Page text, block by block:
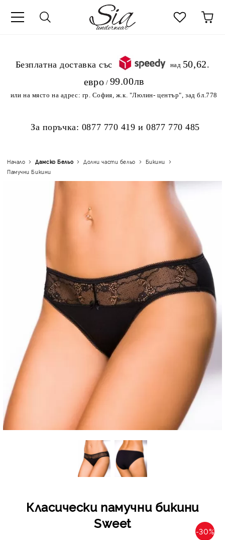
.Безплатна доставка със
над 50,62
евро / 99.00лв
или на място на адрес: гр. София, ж.к. "Люлин- център", зад бл.778
За поръчка: 0877 770 419 и0877 770 485
Начало Дамско Бельо Долни части бельо
Бикини
Памучни Бикини
Класически памучни бикини
Sweet
-30%